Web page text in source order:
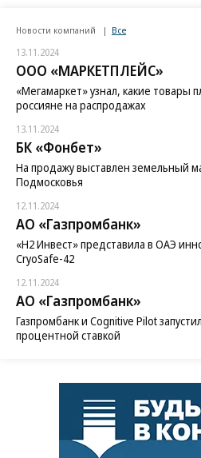
Новости компаний Все
13.11.2024
ООО «МАРКЕТПЛЕЙС»
«Мегамаркет» узнал, какие товары
россияне на распродажах
13.11.2024
БК «Фонбет»
На продажу выставлен земельный
Подмосковья
12.11.2024
АО «Газпромбанк»
«H2 Инвест» представила в ОАЭ
CryoSafe-42
12.11.2024
АО «Газпромбанк»
Газпромбанк и Cognitive Pilot
процентной ставкой